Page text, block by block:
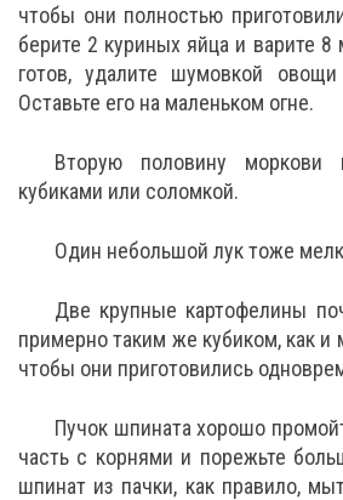
чтобы они полностью
берите 2 куриных яйца и варите 8
готов, удалите шумовкой
Оставьте его на маленьком огне.
Вторую половину моркови
кубиками или соломкой.
Один небольшой лук тоже
Две крупные картофелины
примерно таким же кубиком, как
чтобы они приготовились
Пучок шпината хорошо
часть с корнями и порежьте
шпинат из пачки, как правило,